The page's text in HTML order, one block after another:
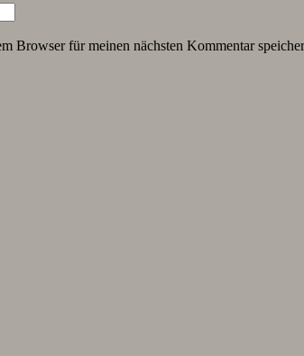
Browser für meinen nächsten Kommentar